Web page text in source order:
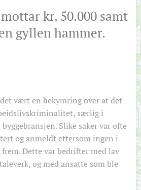
mottar kr. 50.000 samt
gyllen hammer.
vært en bekymring over at det
særlig i
Slike saker var ofte
og anmeldt ettersom ingen i
Dette var bedrifter med lav
og med ansatte som ble